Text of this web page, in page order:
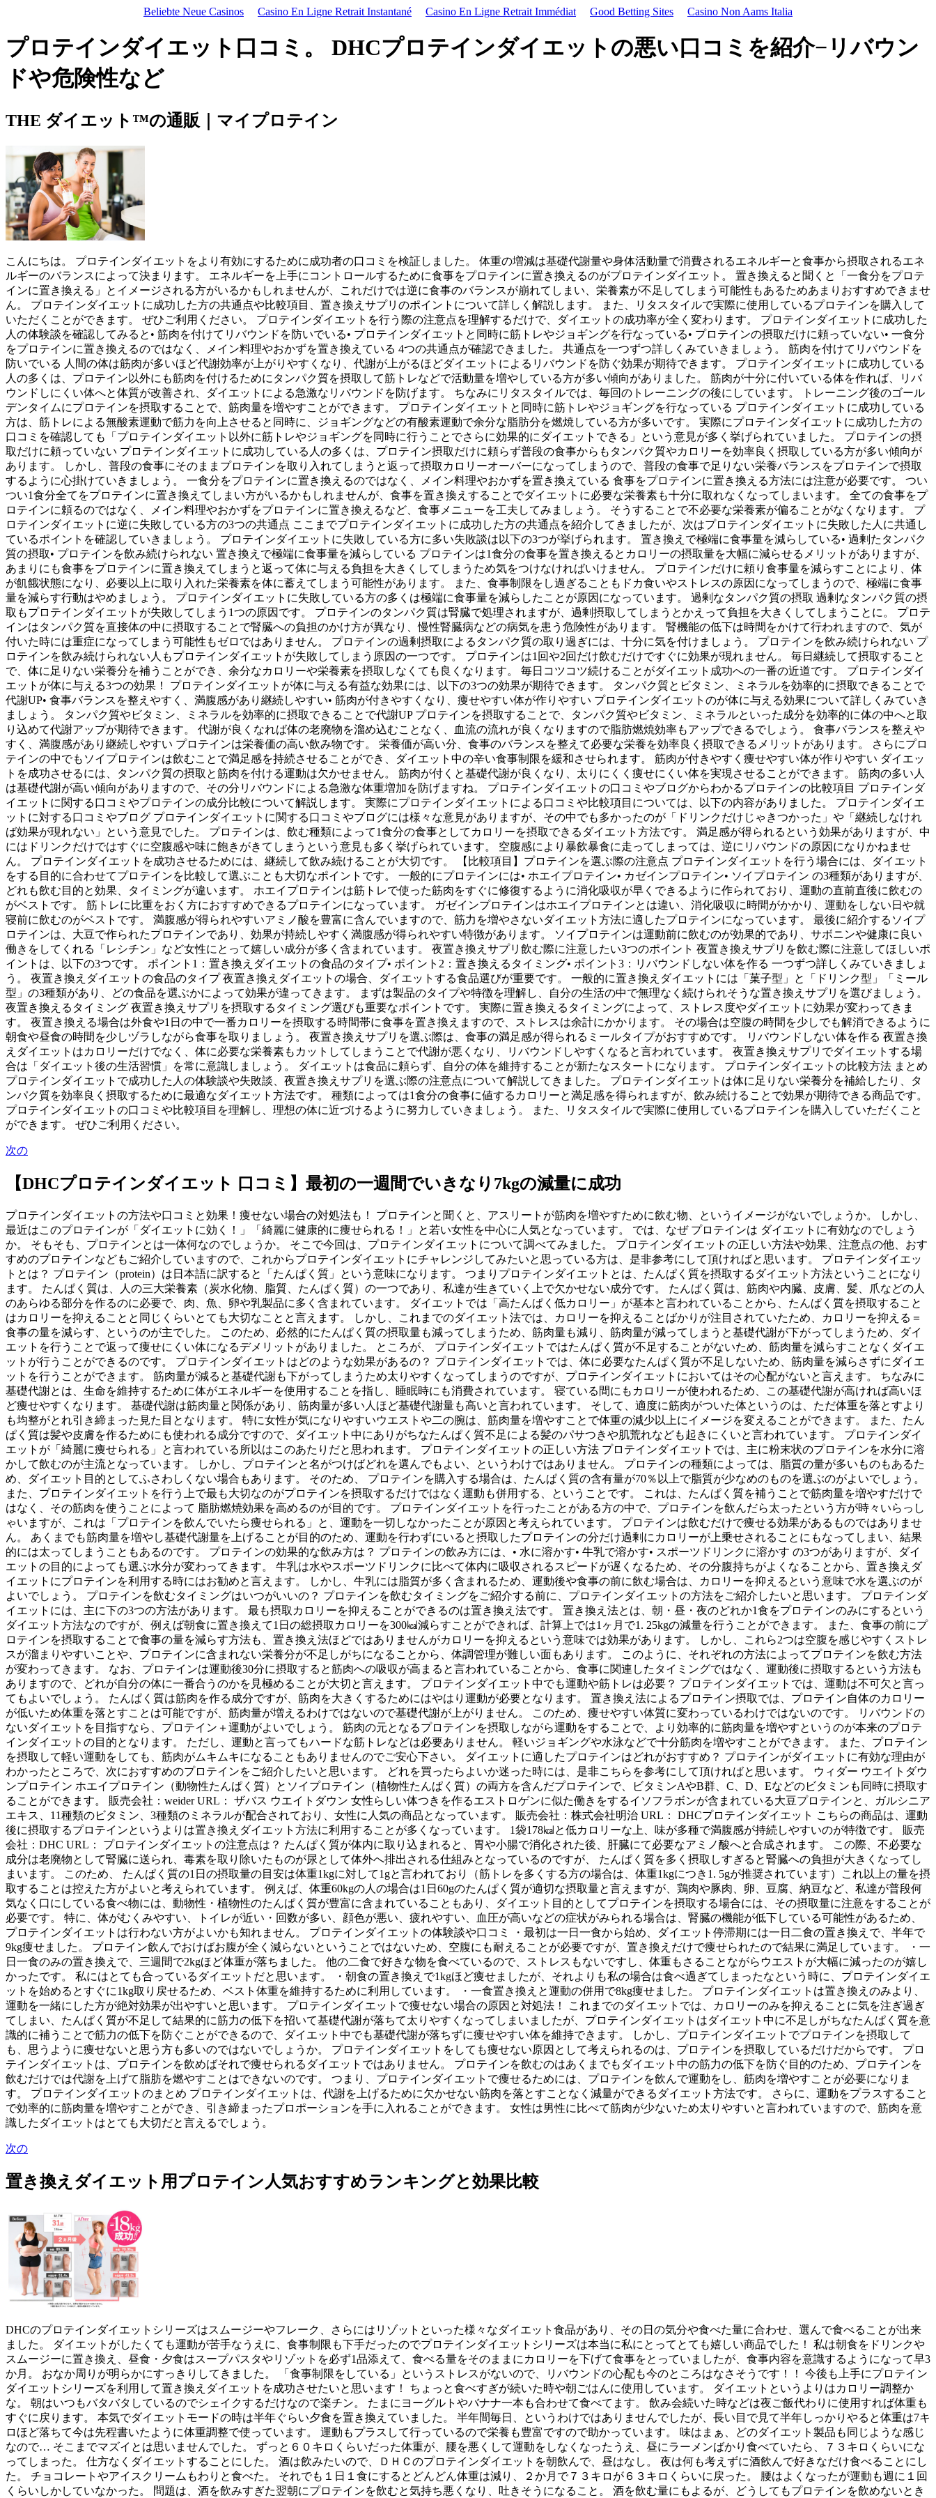
Beliebte Neue Casinos Casino En Ligne Retrait Instantané Casino En Ligne Retrait Immédiat Good Betting Sites Casino Non Aams Italia
プロテインダイエット口コミ。 DHCプロテインダイエットの悪い口コミを紹介−リバウン
ドや危険性など
THE ダイエット™の通販｜マイプロテイン
こんにちは。 プロテインダイエットをより有効にするために成功者の口コミを検証しました。 体重の増減は基礎代謝量や身体活動量で消費されるエネルギーと食事から摂取されるエネ
ルギーのバランスによって決まります。 エネルギーを上手にコントロールするために食事をプロテインに置き換えるのがプロテインダイエット。 置き換えると聞くと「一食分をプロテ
インに置き換える」とイメージされる方がいるかもしれませんが、これだけでは逆に食事のバランスが崩れてしまい、栄養素が不足してしまう可能性もあるためあまりおすすめできませ
ん。 プロテインダイエットに成功した方の共通点や比較項目、置き換えサプリのポイントについて詳しく解説します。 また、リタスタイルで実際に使用しているプロテインを購入して
いただくことができます。 ぜひご利用ください。 プロテインダイエットを行う際の注意点を理解するだけで、ダイエットの成功率が全く変わります。 プロテインダイエットに成功した
人の体験談を確認してみると• 筋肉を付けてリバウンドを防いでいる• プロテインダイエットと同時に筋トレやジョギングを行なっている• プロテインの摂取だけに頼っていない• 一食分
をプロテインに置き換えるのではなく、メイン料理やおかずを置き換えている 4つの共通点が確認できました。 共通点を一つずつ詳しくみていきましょう。 筋肉を付けてリバウンドを
防いでいる 人間の体は筋肉が多いほど代謝効率が上がりやすくなり、代謝が上がるほどダイエットによるリバウンドを防ぐ効果が期待できます。 プロテインダイエットに成功している
人の多くは、プロテイン以外にも筋肉を付けるためにタンパク質を摂取して筋トレなどで活動量を増やしている方が多い傾向がありました。 筋肉が十分に付いている体を作れば、リバ
ウンドしにくい体へと体質が改善され、ダイエットによる急激なリバウンドを防げます。 ちなみにリタスタイルでは、毎回のトレーニングの後にしています。 トレーニング後のゴール
デンタイムにプロテインを摂取することで、筋肉量を増やすことができます。 プロテインダイエットと同時に筋トレやジョギングを行なっている プロテインダイエットに成功している
方は、筋トレによる無酸素運動で筋力を向上させると同時に、ジョギングなどの有酸素運動で余分な脂肪分を燃焼している方が多いです。 実際にプロテインダイエットに成功した方の
口コミを確認しても「プロテインダイエット以外に筋トレやジョギングを同時に行うことでさらに効果的にダイエットできる」という意見が多く挙げられていました。 プロテインの摂
取だけに頼っていない プロテインダイエットに成功している人の多くは、プロテイン摂取だけに頼らず普段の食事からもタンパク質やカロリーを効率良く摂取している方が多い傾向が
あります。 しかし、普段の食事にそのままプロテインを取り入れてしまうと返って摂取カロリーオーバーになってしまうので、普段の食事で足りない栄養バランスをプロテインで摂取
するように心掛けていきましょう。 一食分をプロテインに置き換えるのではなく、メイン料理やおかずを置き換えている 食事をプロテインに置き換える方法には注意が必要です。 つい
つい1食分全てをプロテインに置き換えてしまい方がいるかもしれませんが、食事を置き換えすることでダイエットに必要な栄養素も十分に取れなくなってしまいます。 全ての食事をプ
ロテインに頼るのではなく、メイン料理やおかずをプロテインに置き換えるなど、食事メニューを工夫してみましょう。 そうすることで不必要な栄養素が偏ることがなくなります。 プ
ロテインダイエットに逆に失敗している方の3つの共通点 ここまでプロテインダイエットに成功した方の共通点を紹介してきましたが、次はプロテインダイエットに失敗した人に共通し
ているポイントを確認していきましょう。 プロテインダイエットに失敗している方に多い失敗談は以下の3つが挙げられます。 置き換えで極端に食事量を減らしている• 過剰たタンパク
質の摂取• プロテインを飲み続けられない 置き換えで極端に食事量を減らしている プロテインは1食分の食事を置き換えるとカロリーの摂取量を大幅に減らせるメリットがありますが、
あまりにも食事をプロテインに置き換えてしまうと返って体に与える負担を大きくしてしまうため気をつけなければいけません。 プロテインだけに頼り食事量を減らすことにより、体
が飢餓状態になり、必要以上に取り入れた栄養素を体に蓄えてしまう可能性があります。 また、食事制限をし過ぎることもドカ食いやストレスの原因になってしまうので、極端に食事
量を減らす行動はやめましょう。 プロテインダイエットに失敗している方の多くは極端に食事量を減らしたことが原因になっています。 過剰なタンパク質の摂取 過剰なタンパク質の摂
取もプロテインダイエットが失敗してしまう1つの原因です。 プロテインのタンパク質は腎臓で処理されますが、過剰摂取してしまうとかえって負担を大きくしてしまうことに。 プロテ
インはタンパク質を直接体の中に摂取することで腎臓への負担のかけ方が異なり、慢性腎臓病などの病気を患う危険性があります。 腎機能の低下は時間をかけて行われますので、気が
付いた時には重症になってしまう可能性もゼロではありません。 プロテインの過剰摂取によるタンパク質の取り過ぎには、十分に気を付けましょう。 プロテインを飲み続けられない プ
ロテインを飲み続けられない人もプロテインダイエットが失敗してしまう原因の一つです。 プロテインは1回や2回だけ飲むだけですぐに効果が現れません。 毎日継続して摂取すること
で、体に足りない栄養分を補うことができ、余分なカロリーや栄養素を摂取しなくても良くなります。 毎日コツコツ続けることがダイエット成功への一番の近道です。 プロテインダイ
エットが体に与える3つの効果！ プロテインダイエットが体に与える有益な効果には、以下の3つの効果が期待できます。 タンパク質とビタミン、ミネラルを効率的に摂取できることで
代謝UP• 食事バランスを整えやすく、満腹感があり継続しやすい• 筋肉が付きやすくなり、痩せやすい体が作りやすい プロテインダイエットのが体に与える効果について詳しくみていき
ましょう。 タンパク質やビタミン、ミネラルを効率的に摂取できることで代謝UP プロテインを摂取することで、タンパク質やビタミン、ミネラルといった成分を効率的に体の中へと取
り込めて代謝アップが期待できます。 代謝が良くなれば体の老廃物を溜め込むことなく、血流の流れが良くなりますので脂肪燃焼効率もアップできるでしょう。 食事バランスを整えや
すく、満腹感があり継続しやすい プロテインは栄養価の高い飲み物です。 栄養価が高い分、食事のバランスを整えて必要な栄養を効率良く摂取できるメリットがあります。 さらにプロ
テインの中でもソイプロテインは飲むことで満足感を持続させることができ、ダイエット中の辛い食事制限を緩和させられます。 筋肉が付きやすく痩せやすい体が作りやすい ダイエッ
トを成功させるには、タンパク質の摂取と筋肉を付ける運動は欠かせません。 筋肉が付くと基礎代謝が良くなり、太りにくく痩せにくい体を実現させることができます。 筋肉の多い人
は基礎代謝が高い傾向がありますので、その分リバウンドによる急激な体重増加を防げますね。 プロテインダイエットの口コミやブログからわかるプロテインの比較項目 プロテインダ
イエットに関する口コミやプロテインの成分比較について解説します。 実際にプロテインダイエットによる口コミや比較項目については、以下の内容がありました。 プロテインダイエ
ットに対する口コミやブログ プロテインダイエットに関する口コミやブログには様々な意見がありますが、その中でも多かったのが「ドリンクだけじゃきつかった」や「継続しなけれ
ば効果が現れない」という意見でした。 プロテインは、飲む種類によって1食分の食事としてカロリーを摂取できるダイエット方法です。 満足感が得られるという効果がありますが、中
にはドリンクだけではすぐに空腹感や味に飽きがきてしまうという意見も多く挙げられています。 空腹感により暴飲暴食に走ってしまっては、逆にリバウンドの原因になりかねませ
ん。 プロテインダイエットを成功させるためには、継続して飲み続けることが大切です。 【比較項目】プロテインを選ぶ際の注意点 プロテインダイエットを行う場合には、ダイエット
をする目的に合わせてプロテインを比較して選ぶことも大切なポイントです。 一般的にプロテインには• ホエイプロテイン• カゼインプロテイン• ソイプロテイン の3種類がありますが、
どれも飲む目的と効果、タイミングが違います。 ホエイプロテインは筋トレで使った筋肉をすぐに修復するように消化吸収が早くできるように作られており、運動の直前直後に飲むの
がベストです。 筋トレに比重をおく方におすすめできるプロテインになっています。 ガゼインプロテインはホエイプロテインとは違い、消化吸収に時間がかかり、運動をしない日や就
寝前に飲むのがベストです。 満腹感が得られやすいアミノ酸を豊富に含んでいますので、筋力を増やさないダイエット方法に適したプロテインになっています。 最後に紹介するソイプ
ロテインは、大豆で作られたプロテインであり、効果が持続しやすく満腹感が得られやすい特徴があります。 ソイプロテインは運動前に飲むのが効果的であり、サボニンや健康に良い
働きをしてくれる「レシチン」など女性にとって嬉しい成分が多く含まれています。 夜置き換えサプリ飲む際に注意したい3つのポイント 夜置き換えサプリを飲む際に注意してほしいポ
イントは、以下の3つです。 ポイント1：置き換えダイエットの食品のタイプ• ポイント2：置き換えるタイミング• ポイント3：リバウンドしない体を作る 一つずつ詳しくみていきましょ
う。 夜置き換えダイエットの食品のタイプ 夜置き換えダイエットの場合、ダイエットする食品選びが重要です。 一般的に置き換えダイエットには「菓子型」と「ドリンク型」「ミール
型」の3種類があり、どの食品を選ぶかによって効果が違ってきます。 まずは製品のタイプや特徴を理解し、自分の生活の中で無理なく続けられそうな置き換えサプリを選びましょう。
夜置き換えるタイミング 夜置き換えサプリを摂取するタイミング選びも重要なポイントです。 実際に置き換えるタイミングによって、ストレス度やダイエットに効果が変わってきま
す。 夜置き換える場合は外食や1日の中で一番カロリーを摂取する時間帯に食事を置き換えますので、ストレスは余計にかかります。 その場合は空腹の時間を少しでも解消できるように
朝食や昼食の時間を少しヅラしながら食事を取りましょう。 夜置き換えサプリを選ぶ際は、食事の満足感が得られるミールタイプがおすすめです。 リバウンドしない体を作る 夜置き換
えダイエットはカロリーだけでなく、体に必要な栄養素もカットしてしまうことで代謝が悪くなり、リバウンドしやすくなると言われています。 夜置き換えサプリでダイエットする場
合は「ダイエット後の生活習慣」を常に意識しましょう。 ダイエットは食品に頼らず、自分の体を維持することが新たなスタートになります。 プロテインダイエットの比較方法 まとめ
プロテインダイエットで成功した人の体験談や失敗談、夜置き換えサプリを選ぶ際の注意点について解説してきました。 プロテインダイエットは体に足りない栄養分を補給したり、タ
ンパク質を効率良く摂取するために最適なダイエット方法です。 種類によっては1食分の食事に値するカロリーと満足感を得られますが、飲み続けることで効果が期待できる商品です。
プロテインダイエットの口コミや比較項目を理解し、理想の体に近づけるように努力していきましょう。 また、リタスタイルで実際に使用しているプロテインを購入していただくこと
ができます。 ぜひご利用ください。
次の
【DHCプロテインダイエット 口コミ】最初の一週間でいきなり7kgの減量に成功
プロテインダイエットの方法や口コミと効果！痩せない場合の対処法も！ プロテインと聞くと、アスリートが筋肉を増やすために飲む物、というイメージがないでしょうか。 しかし、
最近はこのプロテインが「ダイエットに効く！」「綺麗に健康的に痩せられる！」と若い女性を中心に人気となっています。 では、なぜ プロテインは ダイエットに有効なのでしょう
か。 そもそも、プロテインとは一体何なのでしょうか。 そこで今回は、プロテインダイエットについて調べてみました。 プロテインダイエットの正しい方法や効果、注意点の他、おす
すめのプロテインなどもご紹介していますので、これからプロテインダイエットにチャレンジしてみたいと思っている方は、是非参考にして頂ければと思います。 プロテインダイエッ
トとは？ プロテイン（protein）は日本語に訳すると「たんぱく質」という意味になります。 つまりプロテインダイエットとは、たんぱく質を摂取するダイエット方法ということになり
ます。 たんぱく質は、人の三大栄養素（炭水化物、脂質、たんぱく質）の一つであり、私達が生きていく上で欠かせない成分です。 たんぱく質は、筋肉や内臓、皮膚、髪、爪などの人
のあらゆる部分を作るのに必要で、肉、魚、卵や乳製品に多く含まれています。 ダイエットでは「高たんぱく低カロリー」が基本と言われていることから、たんぱく質を摂取すること
はカロリーを抑えることと同じくらいとても大切なことと言えます。 しかし、これまでのダイエット法では、カロリーを抑えることばかりが注目されていたため、カロリーを抑える＝
食事の量を減らす、というのが主でした。 このため、必然的にたんぱく質の摂取量も減ってしまうため、筋肉量も減り、筋肉量が減ってしまうと基礎代謝が下がってしまうため、ダイ
エットを行うことで返って痩せにくい体になるデメリットがありました。 ところが、 プロテインダイエットではたんぱく質が不足することがないため、筋肉量を減らすことなくダイエ
ットが行うことができるのです。 プロテインダイエットはどのような効果があるの？ プロテインダイエットでは、体に必要なたんぱく質が不足しないため、筋肉量を減らさずにダイエ
ットを行うことができます。 筋肉量が減ると基礎代謝も下がってしまうため太りやすくなってしまうのですが、プロテインダイエットにおいてはその心配がないと言えます。 ちなみに
基礎代謝とは、生命を維持するために体がエネルギーを使用することを指し、睡眠時にも消費されています。 寝ている間にもカロリーが使われるため、この基礎代謝が高ければ高いほ
ど痩せやすくなります。 基礎代謝は筋肉量と関係があり、筋肉量が多い人ほど基礎代謝量も高いと言われています。 そして、適度に筋肉がついた体というのは、ただ体重を落とすより
も均整がとれ引き締まった見た目となります。 特に女性が気になりやすいウエストや二の腕は、筋肉量を増やすことで体重の減少以上にイメージを変えることができます。 また、たん
ぱく質は髪や皮膚を作るためにも使われる成分ですので、ダイエット中にありがちなたんぱく質不足による髪のパサつきや肌荒れなども起きにくいと言われています。 プロテインダイ
エットが「綺麗に痩せられる」と言われている所以はこのあたりだと思われます。 プロテインダイエットの正しい方法 プロテインダイエットでは、主に粉末状のプロテインを水分に溶
かして飲むのが主流となっています。 しかし、プロテインと名がつけばどれを選んでもよい、というわけではありません。 プロテインの種類によっては、脂質の量が多いものもあるた
め、ダイエット目的としてふさわしくない場合もあります。 そのため、 プロテインを購入する場合は、たんぱく質の含有量が70％以上で脂質が少なめのものを選ぶのがよいでしょう。
また、プロテインダイエットを行う上で最も大切なのがプロテインを摂取するだけではなく運動も併用する、ということです。 これは、たんぱく質を補うことで筋肉量を増やすだけで
はなく、その筋肉を使うことによって 脂肪燃焼効果を高めるのが目的です。 プロテインダイエットを行ったことがある方の中で、プロテインを飲んだら太ったという方が時々いらっし
ゃいますが、これは「プロテインを飲んでいたら痩せられる」と、運動を一切しなかったことが原因と考えられています。 プロテインは飲むだけで痩せる効果があるものではありませ
ん。 あくまでも筋肉量を増やし基礎代謝量を上げることが目的のため、運動を行わずにいると摂取したプロテインの分だけ過剰にカロリーが上乗せされることにもなってしまい、結果
的には太ってしまうこともあるのです。 プロテインの効果的な飲み方は？ プロテインの飲み方には、• 水に溶かす• 牛乳で溶かす• スポーツドリンクに溶かす の3つがありますが、ダイ
エットの目的によっても選ぶ水分が変わってきます。 牛乳は水やスポーツドリンクに比べて体内に吸収されるスピードが遅くなるため、その分腹持ちがよくなることから、置き換えダ
イエットにプロテインを利用する時にはお勧めと言えます。 しかし、牛乳には脂質が多く含まれるため、運動後や食事の前に飲む場合は、カロリーを抑えるという意味で水を選ぶのが
よいでしょう。 プロテインを飲むタイミングはいつがいいの？ プロテインを飲むタイミングをご紹介する前に、プロテインダイエットの方法をご紹介したいと思います。 プロテインダ
イエットには、主に下の3つの方法があります。 最も摂取カロリーを抑えることができるのは置き換え法です。 置き換え法とは、朝・昼・夜のどれか1食をプロテインのみにするという
ダイエット方法なのですが、例えば朝食に置き換えて1日の総摂取カロリーを300㎉減らすことができれば、計算上では1ヶ月で1. 25kgの減量を行うことができます。 また、食事の前にプ
ロテインを摂取することで食事の量を減らす方法も、置き換え法ほどではありませんがカロリーを抑えるという意味では効果があります。 しかし、これら2つは空腹を感じやすくストレ
スが溜まりやすいことや、プロテインに含まれない栄養分が不足しがちになることから、体調管理が難しい面もあります。 このように、それぞれの方法によってプロテインを飲む方法
が変わってきます。 なお、プロテインは運動後30分に摂取すると筋肉への吸収が高まると言われていることから、食事に関連したタイミングではなく、運動後に摂取するという方法も
ありますので、どれが自分の体に一番合うのかを見極めることが大切と言えます。 プロテインダイエット中でも運動や筋トレは必要？ プロテインダイエットでは、運動は不可欠と言っ
てもよいでしょう。 たんぱく質は筋肉を作る成分ですが、筋肉を大きくするためにはやはり運動が必要となります。 置き換え法によるプロテイン摂取では、プロテイン自体のカロリー
が低いため体重を落とすことは可能ですが、筋肉量が増えるわけではないので基礎代謝が上がりません。 このため、痩せやすい体質に変わっているわけではないのです。 リバウンドの
ないダイエットを目指すなら、プロテイン＋運動がよいでしょう。 筋肉の元となるプロテインを摂取しながら運動をすることで、より効率的に筋肉量を増やすというのが本来のプロテ
インダイエットの目的となります。 ただし、運動と言ってもハードな筋トレなどは必要ありません。 軽いジョギングや水泳などで十分筋肉を増やすことができます。 また、プロテイン
を摂取して軽い運動をしても、筋肉がムキムキになることもありませんのでご安心下さい。 ダイエットに適したプロテインはどれがおすすめ？ プロテインがダイエットに有効な理由が
わかったところで、次におすすめのプロテインをご紹介したいと思います。 どれを買ったらよいか迷った時には、是非こちらを参考にして頂ければと思います。 ウィダー ウエイトダウ
ンプロテイン ホエイプロテイン（動物性たんぱく質）とソイプロテイン（植物性たんぱく質）の両方を含んだプロテインで、ビタミンAやB群、C、D、Eなどのビタミンも同時に摂取す
ることができます。 販売会社：weider URL： ザバス ウエイトダウン 女性らしい体つきを作るエストロゲンに似た働きをするイソフラボンが含まれている大豆プロテインと、ガルシニア
エキス、11種類のビタミン、3種類のミネラルが配合されており、女性に人気の商品となっています。 販売会社：株式会社明治 URL： DHCプロテインダイエット こちらの商品は、運動
後に摂取するプロテインというよりは置き換えダイエット方法に利用することが多くなっています。 1袋178㎉と低カロリーな上、味が多種で満腹感が持続しやすいのが特徴です。 販売
会社：DHC URL： プロテインダイエットの注意点は？ たんぱく質が体内に取り込まれると、胃や小腸で消化された後、肝臓にて必要なアミノ酸へと合成されます。 この際、不必要な
成分は老廃物として腎臓に送られ、毒素を取り除いたものが尿として体外へ排出される仕組みとなっているのですが、 たんぱく質を多く摂取しすぎると腎臓への負担が大きくなってし
まいます。 このため、 たんぱく質の1日の摂取量の目安は体重1kgに対して1gと言われており（筋トレを多くする方の場合は、体重1kgにつき1. 5gが推奨されています）これ以上の量を摂
取することは控えた方がよいと考えられています。 例えば、体重60kgの人の場合は1日60gのたんぱく質が適切な摂取量と言えますが、鶏肉や豚肉、卵、豆腐、納豆など、私達が普段何
気なく口にしている食べ物には、動物性・植物性のたんぱく質が豊富に含まれていることもあり、ダイエット目的としてプロテインを摂取する場合には、その摂取量に注意をすることが
必要です。 特に、体がむくみやすい、トイレが近い・回数が多い、顔色が悪い、疲れやすい、血圧が高いなどの症状がみられる場合は、腎臓の機能が低下している可能性があるため、
プロテインダイエットは行わない方がよいかも知れません。 プロテインダイエットの体験談や口コミ ・最初は一日一食から始め、ダイエット停滞期には一日二食の置き換えで、半年で
9kg痩せました。 プロテイン飲んでおけばお腹が全く減らないということではないため、空腹にも耐えることが必要ですが、置き換えだけで痩せられたので結果に満足しています。 ・一
日一食のみの置き換えで、三週間で2kgほど体重が落ちました。 他の二食で好きな物を食べているので、ストレスもないですし、体重もさることながらウエストが大幅に減ったのが嬉し
かったです。 私にはとても合っているダイエットだと思います。 ・朝食の置き換えで1kgほど痩せましたが、それよりも私の場合は食べ過ぎてしまったなという時に、プロテインダイエ
ットを始めるとすぐに1kg取り戻せるため、ベスト体重を維持するために利用しています。 ・一食置き換えと運動の併用で8kg痩せました。 プロテインダイエットは置き換えのみより、
運動を一緒にした方が絶対効果が出やすいと思います。 プロテインダイエットで痩せない場合の原因と対処法！ これまでのダイエットでは、カロリーのみを抑えることに気を注ぎ過ぎ
てしまい、たんぱく質が不足して結果的に筋力の低下を招いて基礎代謝が落ちて太りやすくなってしまいましたが、プロテインダイエットはダイエット中に不足しがちなたんぱく質を意
識的に補うことで筋力の低下を防ぐことができるので、ダイエット中でも基礎代謝が落ちずに痩せやすい体を維持できます。 しかし、プロテインダイエットでプロテインを摂取して
も、思うように痩せないと思う方も多いのではないでしょうか。 プロテインダイエットをしても痩せない原因として考えられるのは、プロテインを摂取しているだけだからです。 プロ
テインダイエットは、プロテインを飲めばそれで痩せられるダイエットではありません。 プロテインを飲むのはあくまでもダイエット中の筋力の低下を防ぐ目的のため、プロテインを
飲むだけでは代謝を上げて脂肪を燃やすことはできないのです。 つまり、プロテインダイエットで痩せるためには、プロテインを飲んで運動をし、筋肉を増やすことが必要になりま
す。 プロテインダイエットのまとめ プロテインダイエットは、代謝を上げるために欠かせない筋肉を落とすことなく減量ができるダイエット方法です。 さらに、運動をプラスすること
で効率的に筋肉量を増やすことができ、引き締まったプロポーションを手に入れることができます。 女性は男性に比べて筋肉が少ないため太りやすいと言われていますので、筋肉を意
識したダイエットはとても大切だと言えるでしょう。
次の
置き換えダイエット用プロテイン人気おすすめランキングと効果比較
DHCのプロテインダイエットシリーズはスムージーやフレーク、さらにはリゾットといった様々なダイエット食品があり、その日の気分や食べた量に合わせ、選んで食べることが出来
ました。 ダイエットがしたくても運動が苦手なうえに、食事制限も下手だったのでプロテインダイエットシリーズは本当に私にとってとても嬉しい商品でした！ 私は朝食をドリンクや
スムージーに置き換え、昼食・夕食はスープパスタやリゾットを必ず1品添えて、食べる量をそのままにカロリーを下げて食事をとっていましたが、食事内容を意識するようになって早3
か月。 おなか周りが明らかにすっきりしてきました。 「食事制限をしている」というストレスがないので、リバウンドの心配も今のところはなさそうです！！ 今後も上手にプロテイン
ダイエットシリーズを利用して置き換えダイエットを成功させたいと思います！ ちょっと食べすぎが続いた時や朝ごはんに使用しています。 ダイエットというよりはカロリー調整か
な。 朝はいつもバタバタしているのでシェイクするだけなので楽チン。 たまにヨーグルトやバナナ一本も合わせて食べてます。 飲み会続いた時などは夜ご飯代わりに使用すれば体重も
すぐに戻ります。 本気でダイエットモードの時は半年ぐらい夕食を置き換えていました。 半年間毎日、というわけではありませんでしたが、長い目で見て半年しっかりやると体重は7キ
ロほど落ちて今は先程書いたように体重調整で使っています。 運動もプラスして行っているので栄養も豊富ですので助かっています。 味はまぁ、どのダイエット製品も同じような感じ
なので… そこまでマズイとは思いませんでした。 ずっと６０キロくらいだった体重が、腰を悪くして運動をしなくなったうえ、昼にラーメンばかり食べていたら、７３キロくらいにな
ってしまった。 仕方なくダイエットすることにした。 酒は飲みたいので、ＤＨＣのプロテインダイエットを朝飲んで、昼はなし。 夜は何も考えずに酒飲んで好きなだけ食べることにし
た。 チョコレートやアイスクリームもわりと食べた。 それでも１日１食にするとどんどん体重は減り、２か月で７３キロが６３キロくらいに戻った。 腰はよくなったが運動も週に１回
くらいしかしていなかった。 問題は、酒を飲みすぎた翌朝にプロテインを飲むと気持ち悪くなり、吐きそうになること。 酒を飲む量にもよるが、どうしてもプロテインを飲めないとき